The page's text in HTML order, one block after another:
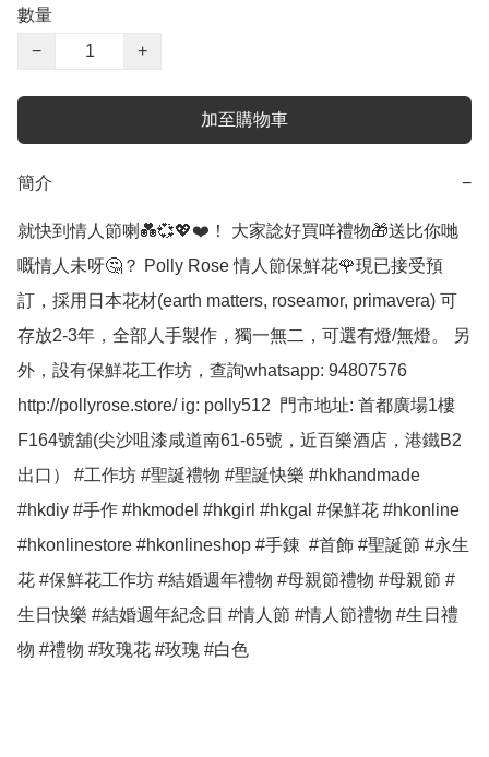
數量
−
+
加至購物車
簡介 −
就快到情人節喇💑💞💖❤️！ 大家諗好買咩禮物🎁送比你哋
嘅情人未呀🤔？ Polly Rose 情人節保鮮花🌹現已接受預
訂，採用日本花材(earth matters, roseamor, primavera) 可
存放2-3年，全部人手製作，獨一無二，可選有燈/無燈。 另
外，設有保鮮花工作坊，查詢whatsapp: 94807576
http://pollyrose.store/ ig: polly512  門市地址: 首都廣場1樓
F164號舖(尖沙咀漆咸道南61-65號，近百樂酒店，港鐵B2
出口） #工作坊 #聖誕禮物 #聖誕快樂 #hkhandmade
#hkdiy #手作 #hkmodel #hkgirl #hkgal #保鮮花 #hkonline
#hkonlinestore #hkonlineshop #手錬  #首飾 #聖誕節 #永生
花 #保鮮花工作坊 #結婚週年禮物 #母親節禮物 #母親節 #
生日快樂 #結婚週年紀念日 #情人節 #情人節禮物 #生日禮
物 #禮物 #玫瑰花 #玫瑰 #白色